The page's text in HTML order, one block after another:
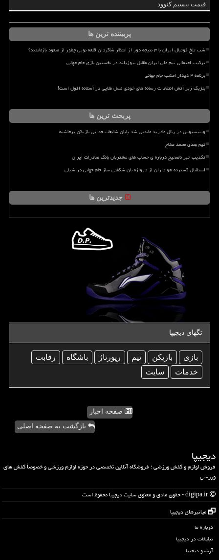
قیمت بیسیم کنوود
پربیننده ترین ها
شب تلخ فوتبال ایران با ۳ نتیجه دور از انتظار شاگردان قلعه نویی چطور از صعود بازماندند؟
ترکیب احتمالی تیم ملی ایران مقابل نیوزیلند در نخستین بازی جام جهانی
برنامه ۴ دیدار امشب جام جهانی
بلژیک زیر آتش انتقادات رسانه های خودی نسل طلایی در آستانه افول است!
پربحث ترین ها
وینیسیوس در رئال مادرید ماندنی شد پایان شایعات جدایی بازیکن پرحاشیه
تیم بعدی محمد صلاح
تکذیب خبر ناصحیح درباره ی حساب های مشتریان بانک صادرات ایران
استقبال گسترده هواداران از دروازه بان شگفتی ساز جام جهانی در شیلی
جدیدترین ها
تگهای دیجیپا
بازی بازیكن تیم رپورتاژ باشگاه
رقابت
خدمات
سایت
صفحه اخبار
بازگشت به صفحه اصلی
دیجیپا
فروش لوازم و کفش ورزشی ؛ فروشگاه آنلاین تخصصی در حوزه لوازم ورزشی و خصوصاً کفش های
ورزشی
میانبرهای دیجیپا
درباره ما
تبلیغات در دیجیپا
آرشیو دیجیپا